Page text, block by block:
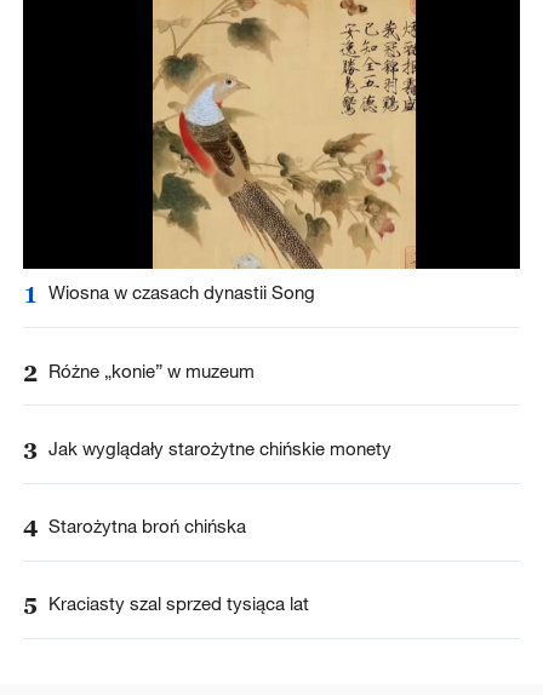
1 Wiosna w czasach dynastii Song
2 Różne „konie” w muzeum
3 Jak wyglądały starożytne chińskie monety
4 Starożytna broń chińska
5 Kraciasty szal sprzed tysiąca lat